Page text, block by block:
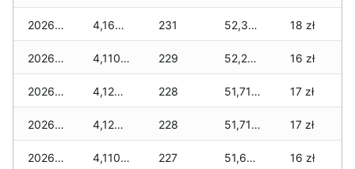
2026-04-03 4,160 zł 231 52,390 zł 18 zł
2026-04-02 4,110 zł 229 52,260 zł 16 zł
2026-04-01 4,120 zł 228 51,710 zł 17 zł
2026-03-31 4,120 zł 228 51,710 zł 17 zł
2026-03-30 4,110 zł 227 51,670 zł 16 zł